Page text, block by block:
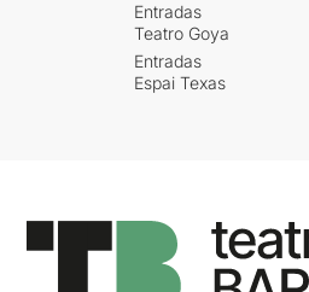
Entradas
Teatro Goya
Entradas
Espai Texas